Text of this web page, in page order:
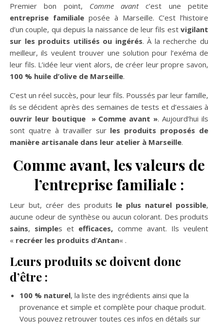
Premier bon point, Comme avantc’est une petite
entreprise familiale posée à Marseille. C’est l’histoire
d’un couple, qui depuis la naissance de leur fils est vigilant
sur les produits utilisés ou ingérés. À la recherche du
meilleur, ils veulent trouver une solution pour l’exéma de
leur fils. L’idée leur vient alors, de créer leur propre savon,
100 % huile d’olive de Marseille.
C’est un réel succès, pour leur fils. Poussés par leur famille,
ils se décident après des semaines de tests et d’essaies à
ouvrir leur boutique » Comme avant ». Aujourd’hui ils
sont quatre à travailler sur les produits proposés de
manière artisanale dans leur atelier à Marseille.
Comme avant, les valeurs de
l’entreprise familiale :
Leur but, créer des produits le plus naturel possible,
aucune odeur de synthèse ou aucun colorant. Des produits
sains, simples et efficaces, comme avant. Ils veulent
« recréer les produits d’Antan« .
Leurs produits se doivent donc
d’être :
100 % naturel, la liste des ingrédients ainsi que la
provenance et simple et complète pour chaque produit.
Vous pouvez retrouver toutes ces infos en détails sur